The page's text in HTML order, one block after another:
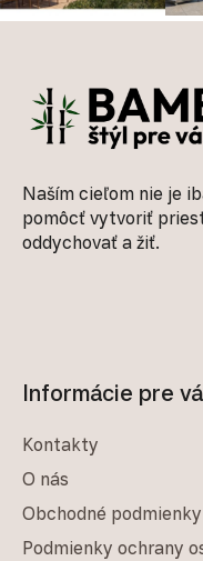
Naším cieľom nie je
pomôcť vytvoriť
oddychovať a žiť.
Informácie pre
Kontakty
O nás
Obchodné podmienky
Podmienky ochrany